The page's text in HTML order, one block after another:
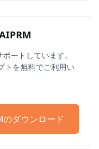
ートしています。
トを無料でご利用い
のダウンロード